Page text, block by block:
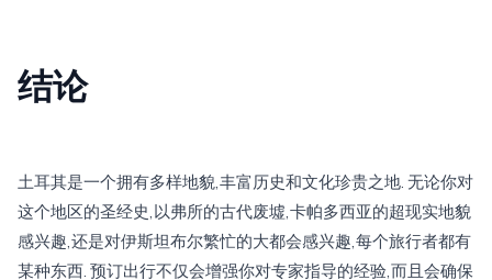
结论
土耳其是一个拥有多样地貌,丰富历史和文化珍贵之地. 无论你对
这个地区的圣经史,以弗所的古代废墟,卡帕多西亚的超现实地貌
感兴趣,还是对伊斯坦布尔繁忙的大都会感兴趣,每个旅行者都有
某种东西. 预订出行不仅会增强你对专家指导的经验,而且会确保